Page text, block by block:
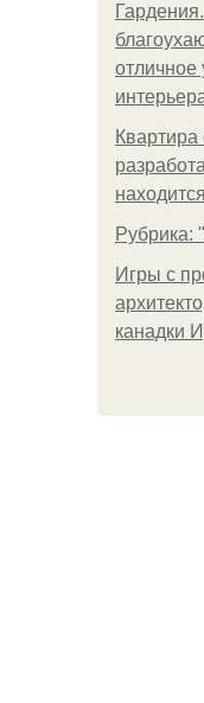
Рубрика:
Игры с
канадки